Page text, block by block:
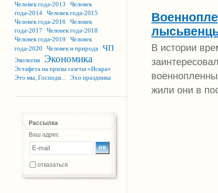
Человек года-2013
Человек
года-2014 Человек года-2015
Человек года-2016
Человек
года-2017
Человек года-2018
Человек года-2019
Человек
года-2020
Человек и природа ЧП
Экология Экономика
Эстафета на призы газеты «Искра»
Это мы, Господи... Эхо праздника
Рассылка
Ваш адрес
отказаться
В истории
жили они в